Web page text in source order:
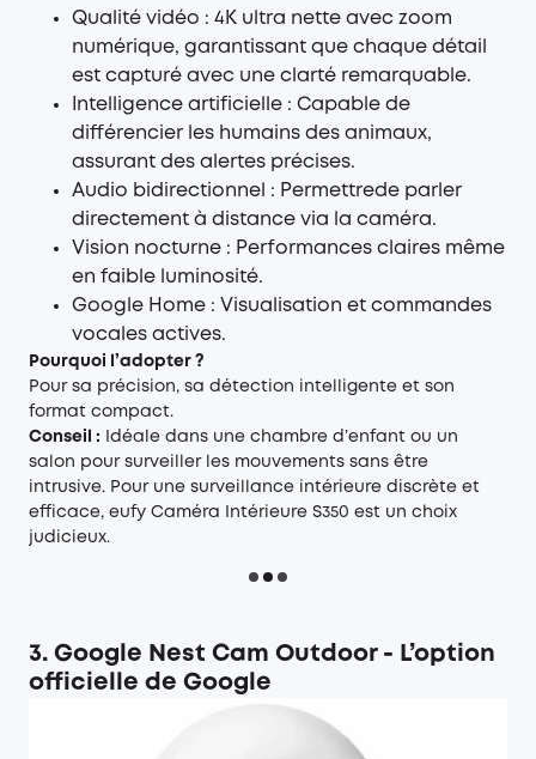
Qualité vidéo : 4K ultra nette avec zoom
numérique, garantissant que chaque détail
est capturé avec une clarté remarquable.
Intelligence artificielle : Capable de
différencier les humains des animaux,
assurant des alertes précises.
Audio bidirectionnel : Permettrede parler
directement à distance via la caméra.
Vision nocturne : Performances claires même
en faible luminosité.
Google Home : Visualisation et commandes
vocales actives.
Pourquoi l’adopter ?
Pour sa précision, sa détection intelligente et son
format compact.
Conseil : Idéale dans une chambre d’enfant ou un
salon pour surveiller les mouvements sans être
intrusive. Pour une surveillance intérieure discrète et
efficace, eufy Caméra Intérieure S350 est un choix
judicieux.
3. Google Nest Cam Outdoor - L’option
officielle de Google